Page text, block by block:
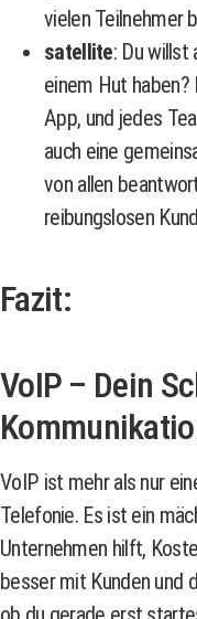
vielen Teilnehmer
satellite: Du willst
einem Hut
App, und jedes
auch eine
von allen
reibungslosen
Fazit:
VoIP – Dein
VoIP ist mehr als nur
Telefonie. Es ist ein
Unternehmen hilft,
besser mit Kunden und